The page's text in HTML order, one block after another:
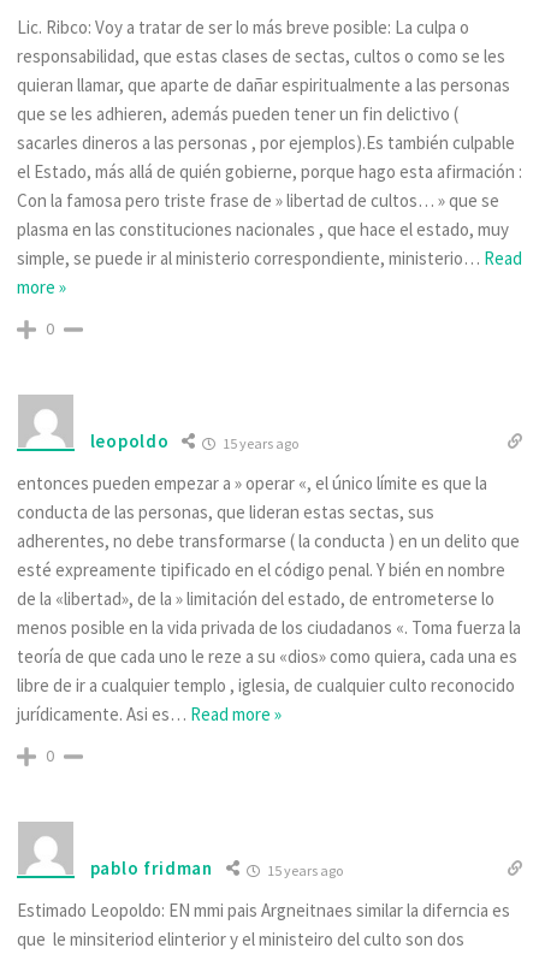
Lic. Ribco: Voy a tratar de ser lo más breve posible: La culpa o
responsabilidad, que estas clases de sectas, cultos o como se les
quieran llamar, que aparte de dañar espiritualmente a las personas
que se les adhieren, además pueden tener un fin delictivo (
sacarles dineros a las personas , por ejemplos).Es también culpable
el Estado, más allá de quién gobierne, porque hago esta afirmación :
Con la famosa pero triste frase de » libertad de cultos… » que se
plasma en las constituciones nacionales , que hace el estado, muy
simple, se puede ir al ministerio correspondiente, ministerio… Read
more »
0
leopoldo 15 years ago
entonces pueden empezar a » operar «, el único límite es que la
conducta de las personas, que lideran estas sectas, sus
adherentes, no debe transformarse ( la conducta ) en un delito que
esté expreamente tipificado en el código penal. Y bién en nombre
de la «libertad», de la » limitación del estado, de entrometerse lo
menos posible en la vida privada de los ciudadanos «. Toma fuerza la
teoría de que cada uno le reze a su «dios» como quiera, cada una es
libre de ir a cualquier templo , iglesia, de cualquier culto reconocido
jurídicamente. Asi es… Read more »
0
pablo fridman 15 years ago
Estimado Leopoldo: EN mmi pais Argneitnaes similar la diferncia es
que le minsiteriod elinterior y el ministeiro del culto son dos